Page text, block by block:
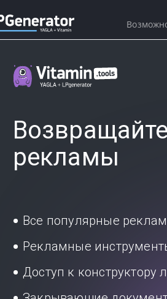
рекламы
Все популярные
Рекламные
Доступ к